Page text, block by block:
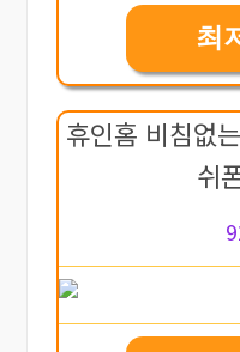
최
휴인홈 비침없
쉬